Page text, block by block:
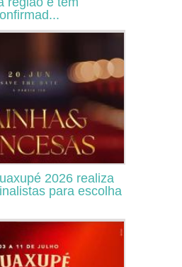
2026 realiza
para escolha